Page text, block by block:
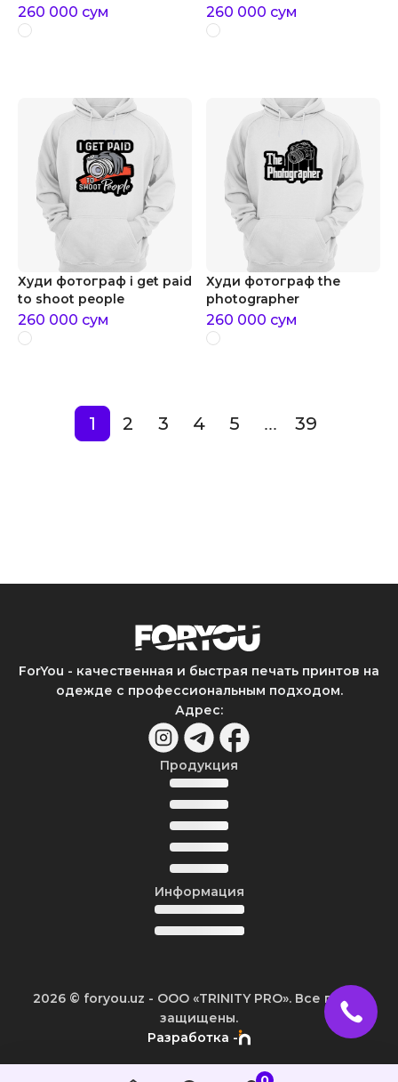
260 000 сум 260 000 сум
Худи фотограф i get paid
to shoot people
260 000 сум
Худи фотограф the
photographer
260 000 сум
1 2 3 4 5 ... 39
ForYou - качественная и быстрая печать принтов на
одежде с профессиональным подходом.
Адрес:
Продукция
Информация
2026 © foryou.uz - ООО «TRINITY PRO». Все права
защищены.
Разработка -